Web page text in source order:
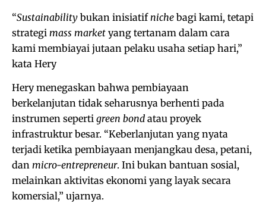
“Sustainability bukan inisiatif niche bagi kami, tetapi
strategi mass market yang tertanam dalam cara
kami membiayai jutaan pelaku usaha setiap hari,”
kata Hery
Hery menegaskan bahwa pembiayaan
berkelanjutan tidak seharusnya berhenti pada
instrumen seperti green bond atau proyek
infrastruktur besar. “Keberlanjutan yang nyata
terjadi ketika pembiayaan menjangkau desa, petani,
dan micro-entrepreneur. Ini bukan bantuan sosial,
melainkan aktivitas ekonomi yang layak secara
komersial,” ujarnya.